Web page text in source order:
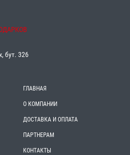
бут. 326
ГЛАВНАЯ
О КОМПАНИИ
ДОСТАВКА И ОПЛАТА
ПАРТНЕРАМ
КОНТАКТЫ